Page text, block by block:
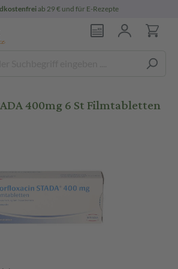
ab 29 € und für E-Rezepte
400mg 6 St Filmtabletten